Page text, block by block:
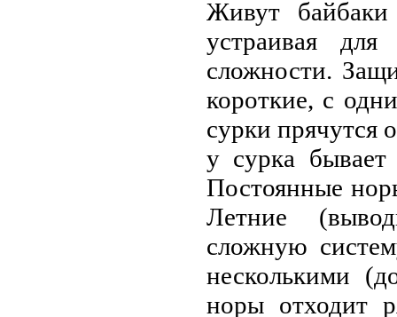
Живут
устраивая
сложности.
короткие, с
сурки прячутся
у сурка
Постоянные
Летние
сложную
несколькими
норы отходит